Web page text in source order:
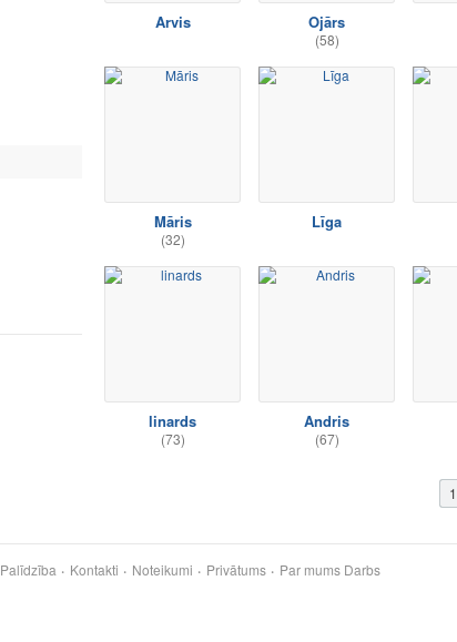
Arvis Ojārs
(58)
Māris
(32)
Līga
linards
(73)
Andris
(67)
1
Palīdzība Kontakti Noteikumi Privātums Par mums Darbs